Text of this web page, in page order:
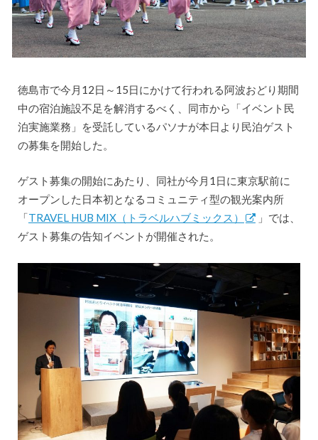
徳島市で今月12日～15日にかけて行われる阿波おどり期間
中の宿泊施設不足を解消するべく、同市から「イベント民
泊実施業務」を受託しているパソナが本日より民泊ゲスト
の募集を開始した。
ゲスト募集の開始にあたり、同社が今月1日に東京駅前に
オープンした日本初となるコミュニティ型の観光案内所
「TRAVEL HUB MIX（トラベルハブミックス）
」では、
ゲスト募集の告知イベントが開催された。